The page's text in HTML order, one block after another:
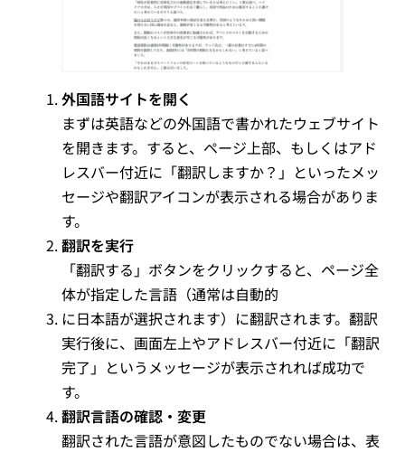
外国語サイトを開く
まずは英語などの外国語で書かれたウェブサイト
を開きます。すると、ページ上部、もしくはアド
レスバー付近に「翻訳しますか？」といったメッ
セージや翻訳アイコンが表示される場合がありま
す。
翻訳を実行
「翻訳する」ボタンをクリックすると、ページ全
体が指定した言語（通常は自動的
に日本語が選択されます）に翻訳されます。翻訳
実行後に、画面左上やアドレスバー付近に「翻訳
完了」というメッセージが表示されれば成功で
す。
翻訳言語の確認・変更
翻訳された言語が意図したものでない場合は、表